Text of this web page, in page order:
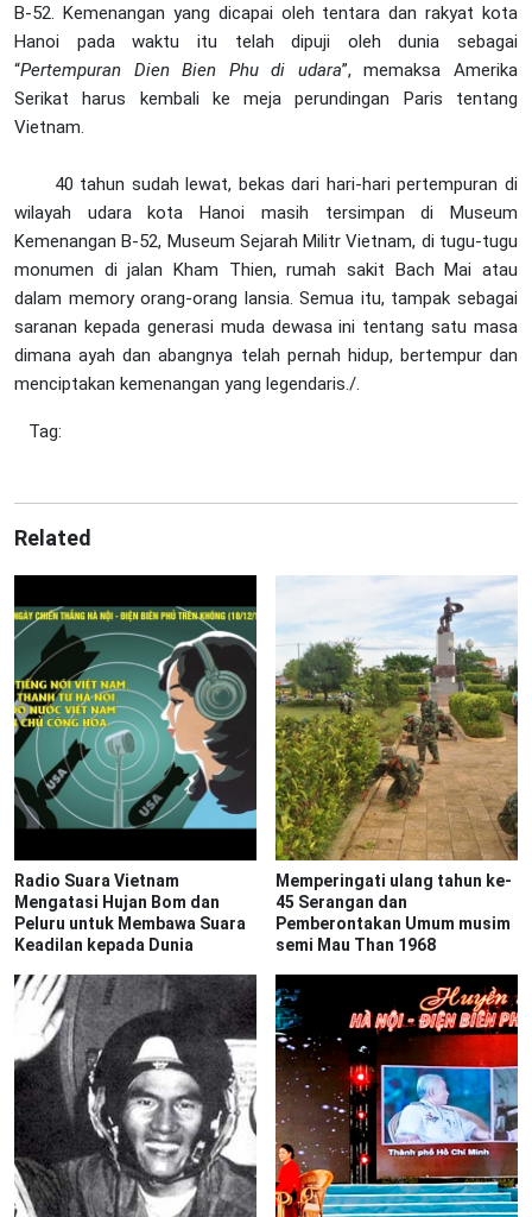
B-52. Kemenangan yang dicapai oleh tentara dan rakyat kota
Hanoi pada waktu itu telah dipuji oleh dunia sebagai
“Pertempuran Dien Bien Phu di udara”, memaksa Amerika
Serikat harus kembali ke meja perundingan Paris tentang
Vietnam.
40 tahun sudah lewat, bekas dari hari-hari pertempuran di
wilayah udara kota Hanoi masih tersimpan di Museum
Kemenangan B-52, Museum Sejarah Militr Vietnam, di tugu-tugu
monumen di jalan Kham Thien, rumah sakit Bach Mai atau
dalam memory orang-orang lansia. Semua itu, tampak sebagai
saranan kepada generasi muda dewasa ini tentang satu masa
dimana ayah dan abangnya telah pernah hidup, bertempur dan
menciptakan kemenangan yang legendaris./.
Tag:
Related
Radio Suara Vietnam
Mengatasi Hujan Bom dan
Peluru untuk Membawa Suara
Keadilan kepada Dunia
Memperingati ulang tahun ke-
45 Serangan dan
Pemberontakan Umum musim
semi Mau Than 1968